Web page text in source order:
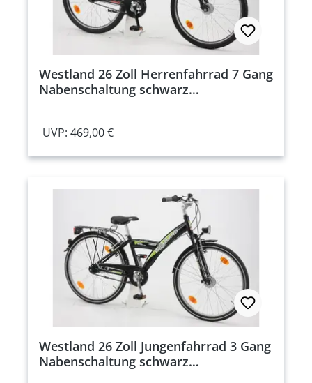
Westland 26 Zoll Herrenfahrrad 7 Gang
Nabenschaltung schwarz
UVP: 469,00 €
Westland 26 Zoll Jungenfahrrad 3 Gang
Nabenschaltung schwarz